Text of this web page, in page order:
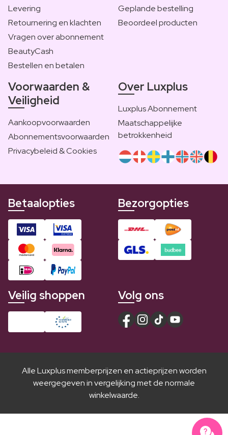
Levering
Retournering en klachten
Vragen over abonnement
BeautyCash
Bestellen en betalen
Geplande bestelling
Beoordeel producten
Voorwaarden &
Veiligheid
Aankoopvoorwaarden
Abonnementsvoorwaarden
Privacybeleid & Cookies
Over Luxplus
Luxplus Abonnement
Maatschappelijke
betrokkenheid
Betaalopties Bezorgopties
Veilig shoppen Volg ons
Alle Luxplus memberprijzen en actieprijzen worden
weergegeven in vergelijking met de normale
winkelwaarde.